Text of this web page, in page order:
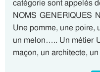
catégorie sont appelés
NOMS GENERIQUES
Une pomme, une poire,
un melon….. Un métier
maçon, un architecte,